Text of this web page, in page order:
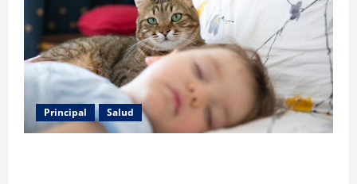
Principal Salud